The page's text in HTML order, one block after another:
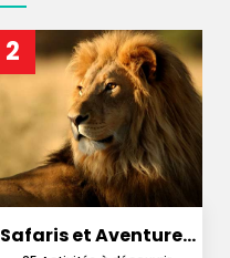
2
Safaris et Aventures